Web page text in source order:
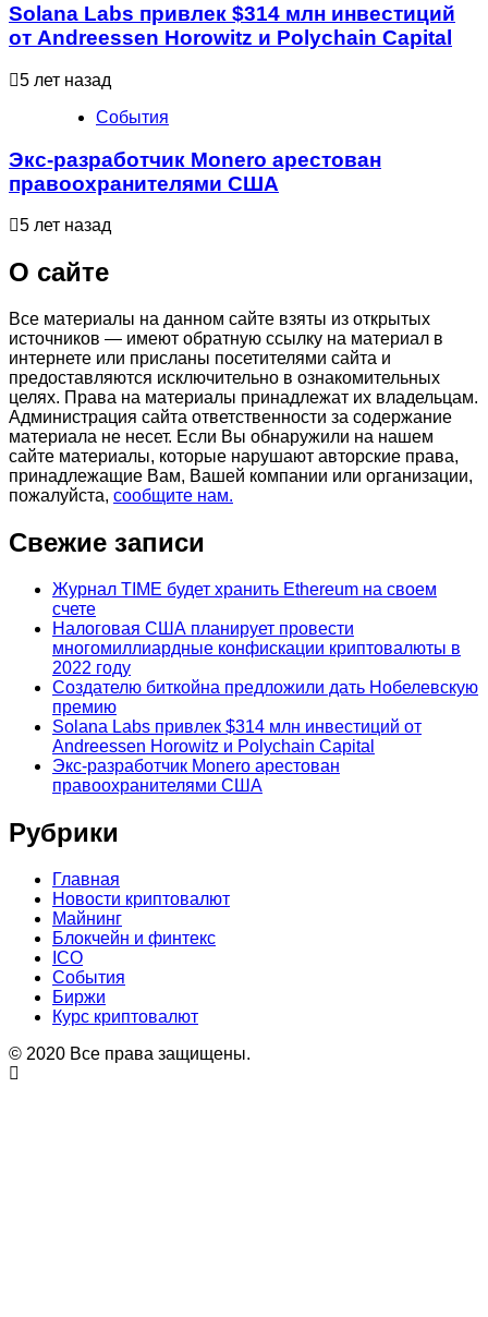
Solana Labs привлек $314 млн инвестиций
от Andreessen Horowitz и Polychain Capital
5 лет назад
События
Экс-разработчик Monero арестован
правоохранителями США
5 лет назад
О сайте
Все материалы на данном сайте взяты из открытых
источников — имеют обратную ссылку на материал в
интернете или присланы посетителями сайта и
предоставляются исключительно в ознакомительных
целях. Права на материалы принадлежат их владельцам.
Администрация сайта ответственности за содержание
материала не несет. Если Вы обнаружили на нашем
сайте материалы, которые нарушают авторские права,
принадлежащие Вам, Вашей компании или организации,
пожалуйста, сообщите нам.
Свежие записи
Журнал TIME будет хранить Ethereum на своем
счете
Налоговая США планирует провести
многомиллиардные конфискации криптовалюты в
2022 году
Создателю биткойна предложили дать Нобелевскую
премию
Solana Labs привлек $314 млн инвестиций от
Andreessen Horowitz и Polychain Capital
Экс-разработчик Monero арестован
правоохранителями США
Рубрики
Главная
Новости криптовалют
Майнинг
Блокчейн и финтекс
ICO
События
Биржи
Курс криптовалют
© 2020 Все права защищены.